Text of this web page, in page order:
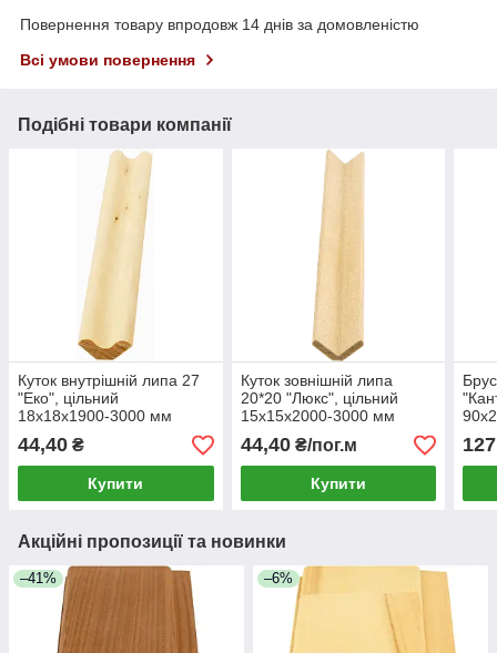
Повернення товару впродовж 14 днів за домовленістю
Всі умови повернення
Подібні товари компанії
Куток внутрішній липа 27
"Еко", цільний
18х18х1900-3000 мм
44,40 ₴
Купити
Куток зовнішній липа
20*20 "Люкс", цільний
15х15х2000-3000 мм
44,40₴/пог.м
Купити
Акційні пропозиції та новинки
–41% –6%